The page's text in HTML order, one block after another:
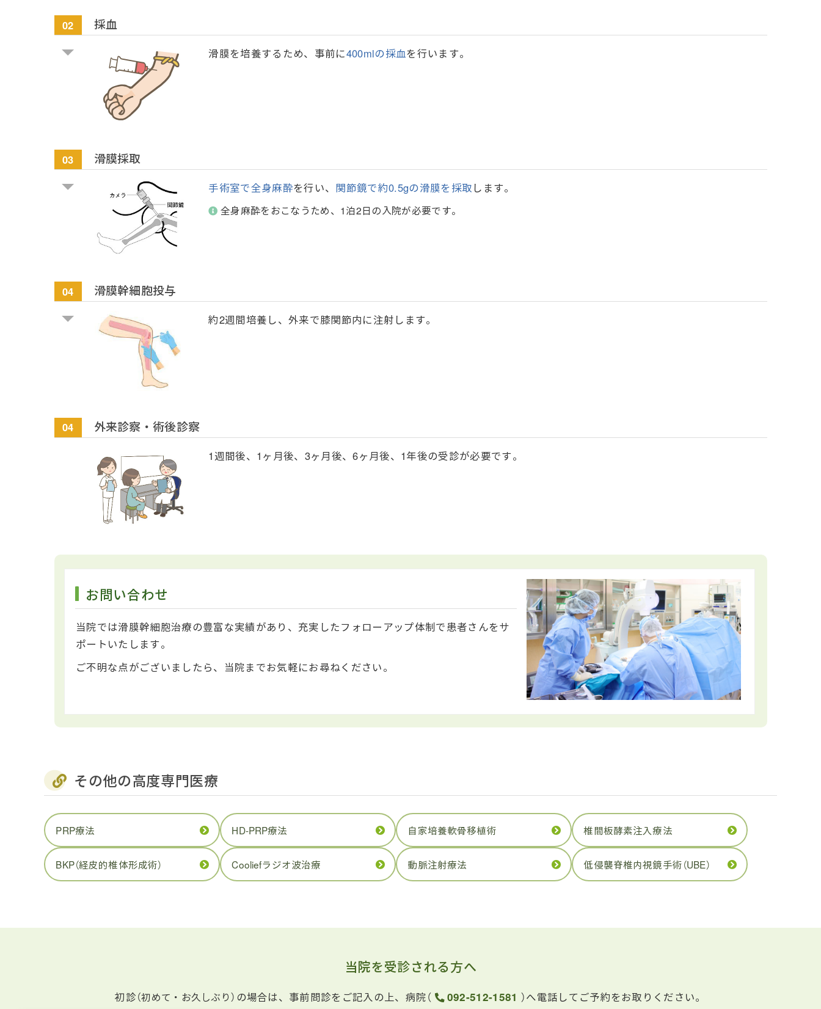
02 採血
滑膜を培養するため、事前に400mlの採血を行います。
03 滑膜採取
手術室で全身麻酔を行い、 関節鏡で約0.5gの滑膜を採取 します。
全身麻酔をおこなうため、1泊2日の入院が必要です。
04 滑膜幹細胞投与
約2週間培養し、外来で膝関節内に注射します。
04 外来診察・術後診察
1週間後、1ヶ月後、3ヶ月後、6ヶ月後、1年後の受診が必要です。
お問い合わせ
当院では滑膜幹細胞治療の豊富な実績があり、充実したフォローアップ体制で患者さんをサ
ポートいたします。
ご不明な点がございましたら、当院までお気軽にお尋ねください。
その他の高度専門医療
PRP療法 HD-PRP療法 自家培養軟骨移植術 椎間板酵素注入療法
BKP（経皮的椎体形成術） Cooliefラジオ波治療 動脈注射療法 低侵襲脊椎内視鏡手術（UBE）
当院を受診される方へ
初診（初めて・お久しぶり） の場合は、事前問診をご記入の上、病院（ 092-512-1581 ）へ電話してご予約をお取りください。